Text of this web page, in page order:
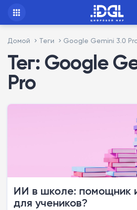
Домой Теги Google Gemini 3.0
Тег: Google
Pro
ИИ в школе: помощник
для учеников?